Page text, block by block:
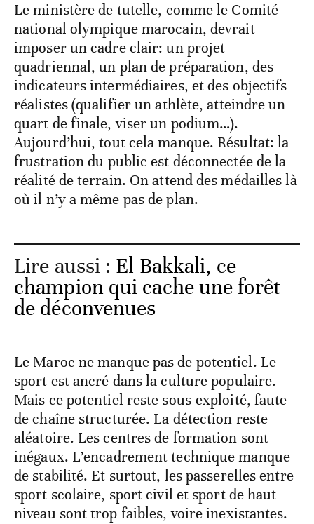
Le ministère de tutelle, comme le Comité
national olympique marocain, devrait
imposer un cadre clair: un projet
quadriennal, un plan de préparation, des
indicateurs intermédiaires, et des objectifs
réalistes (qualifier un athlète, atteindre un
quart de finale, viser un podium…).
Aujourd’hui, tout cela manque. Résultat: la
frustration du public est déconnectée de la
réalité de terrain. On attend des médailles là
où il n’y a même pas de plan.
Lire aussi : El Bakkali, ce
champion qui cache une forêt
de déconvenues
Le Maroc ne manque pas de potentiel. Le
sport est ancré dans la culture populaire.
Mais ce potentiel reste sous-exploité, faute
de chaîne structurée. La détection reste
aléatoire. Les centres de formation sont
inégaux. L’encadrement technique manque
de stabilité. Et surtout, les passerelles entre
sport scolaire, sport civil et sport de haut
niveau sont trop faibles, voire inexistantes.